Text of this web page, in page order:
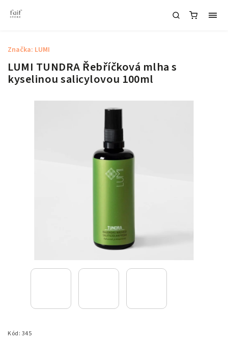
LUMI TUNDRA Řebříčková mlha s
kyselinou salicylovou 100ml
Kód: 345
Značka: LUMI